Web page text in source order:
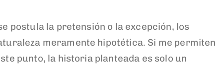
postula la pretensión o la excepción, los
meramente hipotética. Si me permiten
punto, la historia planteada es solo un